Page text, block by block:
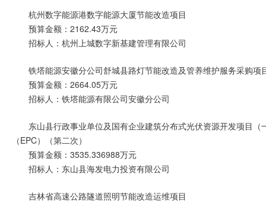
杭州数字能源港数字能源大厦节能改造项目
预算金额：2162.43万元
招标人：杭州上城数字新基建管理有限公司
铁塔能源安徽分公司舒城县路灯节能改造及管养维护服务采购项
预算金额：2664.05万元
招标人：铁塔能源有限公司安徽分公司
东山县行政事业单位及国有企业建筑分布式光伏资源开发项目
（EPC）（第二次）
预算金额：3535.336988万元
招标人：东山县海发电力投资有限公司
吉林省高速公路隧道照明节能改造运维项目